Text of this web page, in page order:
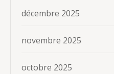
décembre 2025
novembre 2025
octobre 2025